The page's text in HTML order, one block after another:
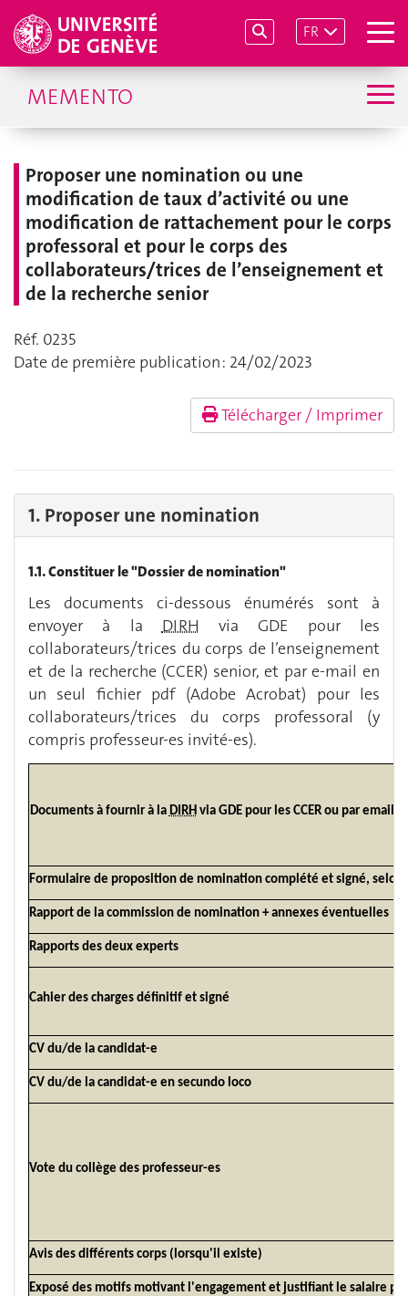
FR
MEMENTO
Proposer une nomination ou une
modification de taux d’activité ou une
modification de rattachement pour le corps
professoral et pour le corps des
collaborateurs/trices de l’enseignement et
de la recherche senior
Réf. 0235
Date de première publication : 24/02/2023
Télécharger / Imprimer
1. Proposer une nomination
1.1. Constituer le "Dossier de nomination"
Les documents ci-dessous énumérés sont à
envoyer à laDIRH via GDE pour les
collaborateurs/trices du corps de l’enseignement
et de la recherche (CCER) senior, et par e-mail en
un seul fichier pdf (Adobe Acrobat) pour les
collaborateurs/trices du corps professoral (y
compris professeur-es invité-es).
Documents à fournir à la DIRH via GDE pour les CCER ou par
Formulaire de proposition de nomination complété et signé, selon
Rapport de la commission de nomination + annexes éventuelles
Rapports des deux experts
Cahier des charges définitif et signé
CV du/de la candidat-e
CV du/de la candidat-e en secundo loco
Vote du collège des professeur-es
Avis des différents corps (lorsqu'il existe)
Exposé des motifs motivant l'engagement et justifiant le salaire